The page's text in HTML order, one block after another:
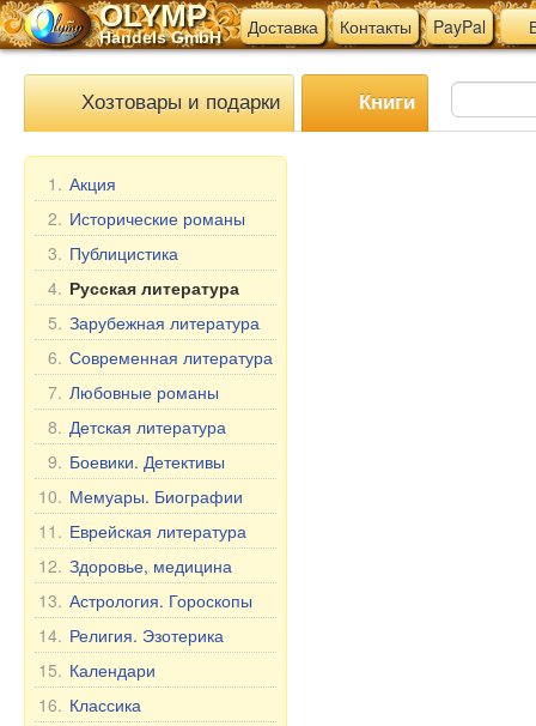
OLYMP
Handels GmbH Доставка Контакты PayPal
Хозтовары и подарки Книги
1. Акция
2. Исторические романы
3. Публицистика
4. Русская литература
5. Зарубежная литература
6. Современная литература
7. Любовные романы
8. Детская литература
9. Боевики. Детективы
10. Мемуары. Биографии
11. Еврейская литература
12. Здоровье, медицина
13. Астрология. Гороскопы
14. Религия. Эзотерика
15. Календари
16. Классика